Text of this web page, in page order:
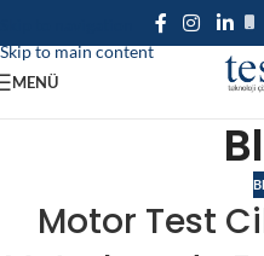
Skip to main content
MENÜ
Motor Test